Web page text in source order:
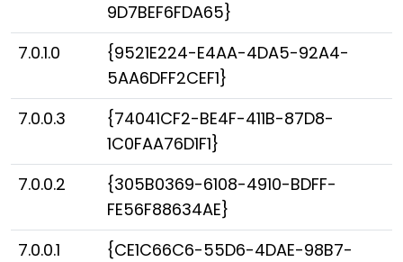
9D7BEF6FDA65}
7.0.1.0
{9521E224-E4AA-4DA5-92A4-
5AA6DFF2CEF1}
7.0.0.3
{74041CF2-BE4F-411B-87D8-
1C0FAA76D1F1}
7.0.0.2
{305B0369-6108-4910-BDFF-
FE56F88634AE}
7.0.0.1
{CE1C66C6-55D6-4DAE-98B7-